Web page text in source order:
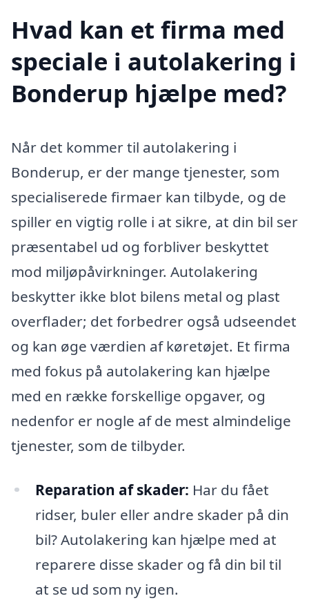
Hvad kan et firma med
speciale i autolakering i
Bonderup hjælpe med?
Når det kommer til autolakering i
Bonderup, er der mange tjenester, som
specialiserede firmaer kan tilbyde, og de
spiller en vigtig rolle i at sikre, at din bil ser
præsentabel ud og forbliver beskyttet
mod miljøpåvirkninger. Autolakering
beskytter ikke blot bilens metal og plast
overflader; det forbedrer også udseendet
og kan øge værdien af køretøjet. Et firma
med fokus på autolakering kan hjælpe
med en række forskellige opgaver, og
nedenfor er nogle af de mest almindelige
tjenester, som de tilbyder.
Reparation af skader: Har du fået
ridser, buler eller andre skader på din
bil? Autolakering kan hjælpe med at
reparere disse skader og få din bil til
at se ud som ny igen.